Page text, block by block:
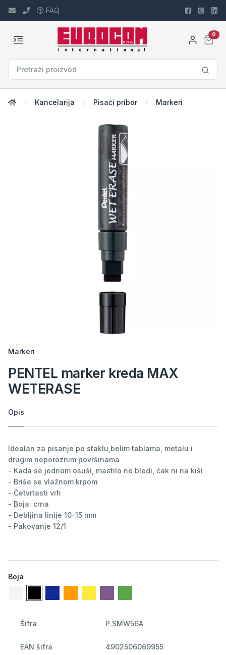
FAQ
0 cart
Kancelarija Pisaći pribor Markeri
Markeri
PENTEL marker kreda MAX
WETERASE
Opis
Idealan za pisanje po staklu,belim tablama, metalu i
drugim neporoznim površinama
- Kada se jednom osuši, mastilo ne bledi, čak ni na kiši
- Briše se vlažnom krpom
- Četvrtasti vrh
- Boja: crna
- Debljina linije 10-15 mm
- Pakovanje 12/1
Boja
Šifra P.SMW56A
EAN šifra 4902506069955